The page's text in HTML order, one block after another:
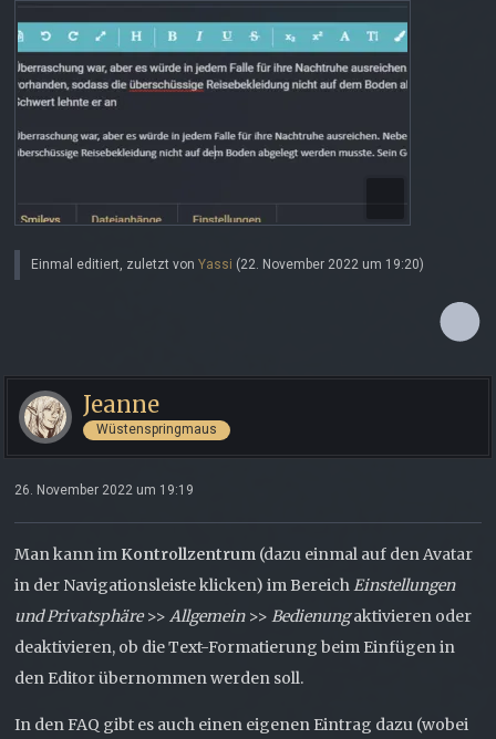
Einmal editiert, zuletzt von Yassi (22. November 2022 um 19:20)
Jeanne
Wüstenspringmaus
26. November 2022 um 19:19
Man kann im Kontrollzentrum (dazu einmal auf den Avatar
in der Navigationsleiste klicken) im BereichEinstellungen
und Privatsphäre>> Allgemein>> Bedienungaktivieren oder
deaktivieren, ob die Text-Formatierung beim Einfügen in
den Editor übernommen werden soll.
In den FAQ gibt es auch einen eigenen Eintrag dazu (wobei